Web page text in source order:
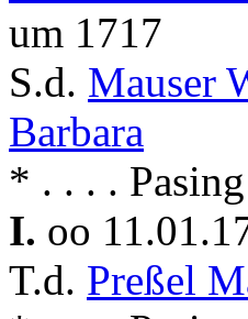
um 1717
S.d. Mauser
Barbara
* . . . .
I. oo
T.d. Preßel